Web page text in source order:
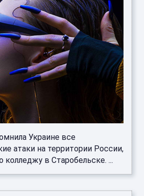
Украине все
атаки на территории России,
колледжу в Старобельске. ...